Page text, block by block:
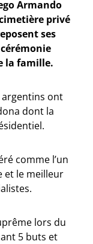
Armando
privé
ses
la famille.
ont
dont la
comme l’un
et le meilleur
lors du
5 buts et